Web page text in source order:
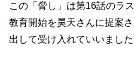
この「脅し」は第16話のラ
教育開始を昊天さんに提案
出して受け入れていいました